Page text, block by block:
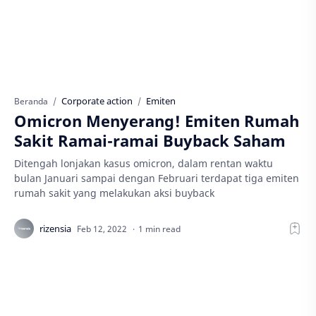
Beranda Corporate action Emiten
Omicron Menyerang! Emiten Rumah
Sakit Ramai-ramai Buyback Saham
Ditengah lonjakan kasus omicron, dalam rentan waktu
bulan Januari sampai dengan Februari terdapat tiga emiten
rumah sakit yang melakukan aksi buyback
1 min read